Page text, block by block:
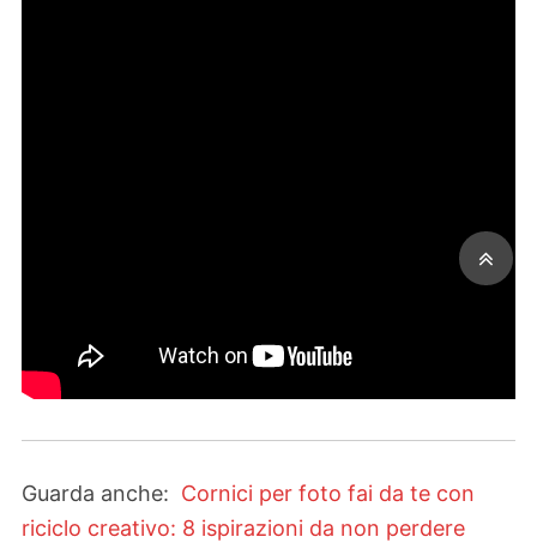
Guarda anche: Cornici per foto fai da te con
riciclo creativo: 8 ispirazioni da non perdere